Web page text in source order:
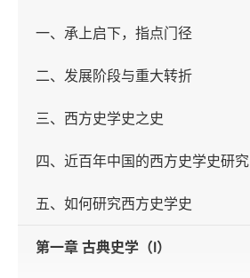
一、承上启下，指点门径
二、发展阶段与重大转折
三、西方史学史之史
四、近百年中国的西方史学史研究
五、如何研究西方史学史
第一章 古典史学（Ⅰ）